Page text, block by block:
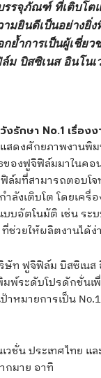
รรจุภัณฑ์ ที่เติบโต
ามยินดีเป็นอย่าง
กย้ำการเป็นผู้เชี่ย
ม บิสซิเนส อินโนเ
รักษา No.1 เรื่อง
สดงศักยภาพงาน
งฟูจิฟิล์มมาในคอ
มที่สามารถตอบโ
ลังเติบโต โดยเ
บอัตโนมัติ เช่น ร
วยให้ผลิตงานได้
ท ฟูจิฟิล์ม บิสซิเน
พ์ระดับโปรดักชั่น
หมายการเป็น
วชั่น ประเทศไทย
กมาย อาทิ